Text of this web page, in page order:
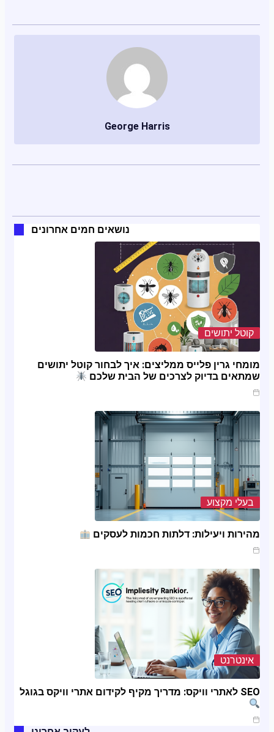
George Harris
נושאים חמים אחרונים
קוטל יתושים
מומחי גרין פלייס ממליצים: איך לבחור קוטל יתושים
שמתאים בדיוק לצרכים של הבית שלכם
מרץ 20, 2025
בעלי מקצוע
מהירות ויעילות: דלתות חכמות לעסקים
ינו 20, 2025
אינטרנט
SEO לאתרי וויקס: מדריך מקיף לקידום אתרי וויקס בגוגל
ינו 11, 2025